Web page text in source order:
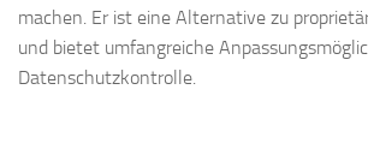
machen. Er ist eine Alternative zu
und bietet umfangreiche
Datenschutzkontrolle.